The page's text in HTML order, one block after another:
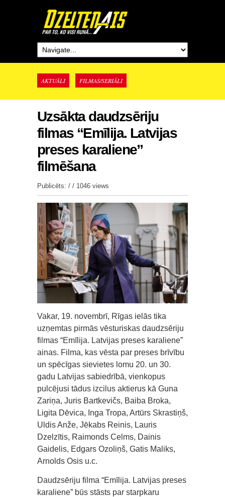
AKTUĀLI FILMAS/SERIĀLI
Uzsākta daudzsēriju
filmas “Emīlija. Latvijas
preses karaliene”
filmēšana
Publicēts: / / 1046 views
Vakar, 19. novembrī, Rīgas ielās tika
uzņemtas pirmās vēsturiskas daudzsēriju
filmas “Emīlija. Latvijas preses karaliene”
ainas. Filma, kas vēsta par preses brīvību
un spēcīgas sievietes lomu 20. un 30.
gadu Latvijas sabiedrībā, vienkopus
pulcējusi tādus izcilus aktierus kā Guna
Zariņa, Juris Bartkevičs, Baiba Broka,
Ligita Dēvica, Inga Tropa, Artūrs Skrastiņš,
Uldis Anže, Jēkabs Reinis, Lauris
Dzelzītis, Raimonds Celms, Dainis
Gaidelis, Edgars Ozoliņš, Gatis Maliks,
Arnolds Osis u.c.
Daudzsēriju filma “Emīlija. Latvijas preses
karaliene” būs stāsts par starpkaru